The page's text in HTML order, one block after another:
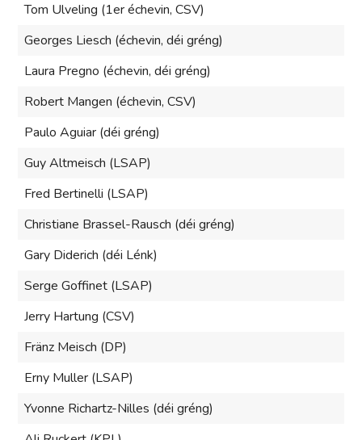
Tom Ulveling (1er échevin, CSV)
Georges Liesch (échevin, déi gréng)
Laura Pregno (échevin, déi gréng)
Robert Mangen (échevin, CSV)
Paulo Aguiar (déi gréng)
Guy Altmeisch (LSAP)
Fred Bertinelli (LSAP)
Christiane Brassel-Rausch (déi gréng)
Gary Diderich (déi Lénk)
Serge Goffinet (LSAP)
Jerry Hartung (CSV)
Fränz Meisch (DP)
Erny Muller (LSAP)
Yvonne Richartz-Nilles (déi gréng)